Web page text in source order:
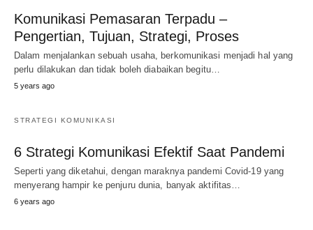
Komunikasi Pemasaran Terpadu –
Pengertian, Tujuan, Strategi, Proses
Dalam menjalankan sebuah usaha, berkomunikasi menjadi hal yang
perlu dilakukan dan tidak boleh diabaikan begitu…
5 years ago
STRATEGI KOMUNIKASI
6 Strategi Komunikasi Efektif Saat Pandemi
Seperti yang diketahui, dengan maraknya pandemi Covid-19 yang
menyerang hampir ke penjuru dunia, banyak aktifitas…
6 years ago